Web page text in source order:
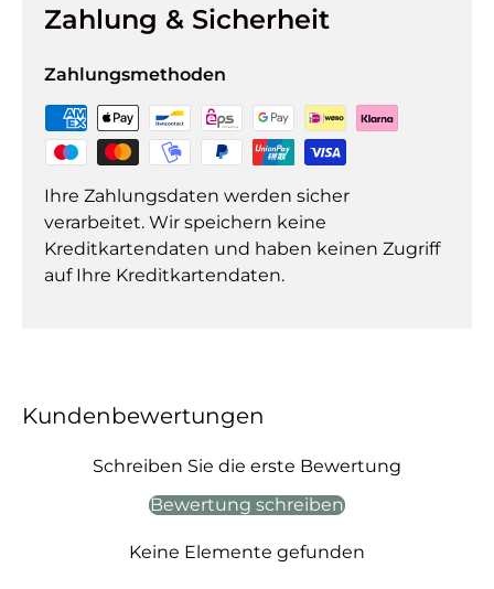
Zahlung & Sicherheit
Zahlungsmethoden
Ihre Zahlungsdaten werden sicher
verarbeitet. Wir speichern keine
Kreditkartendaten und haben keinen Zugriff
auf Ihre Kreditkartendaten.
Kundenbewertungen
Schreiben Sie die erste Bewertung
Bewertung schreiben
Keine Elemente gefunden